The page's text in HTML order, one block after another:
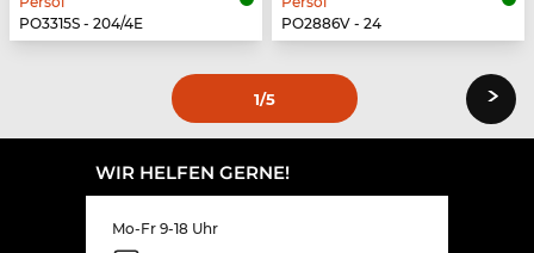
PO3315S - 204/4E
PO2886V - 24
1/5 ›
WIR HELFEN GERNE!
Mo-Fr 9-18 Uhr